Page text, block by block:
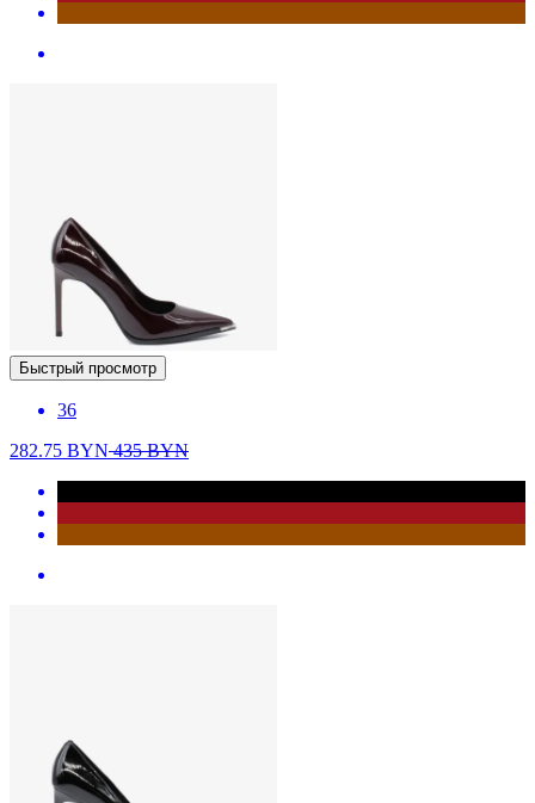
Быстрый просмотр
36
282.75 BYN435BYN